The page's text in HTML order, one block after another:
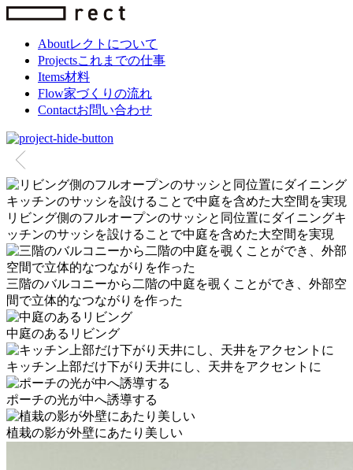
Aboutレクトについて
Projectsこれまでの仕事
Items材料
Flow家づくりの流れ
Contactお問い合わせ
リビング側のフルオープンのサッシと同位置にダイニングキ
ッチンのサッシを設けることで中庭を含めた大空間を実現
三階のバルコニーから二階の中庭を覗くことができ、外部空
間で立体的なつながりを作った
中庭のあるリビング
キッチン上部だけ下がり天井にし、天井をアクセントに
ポーチの光が中へ誘導する
植栽の影が外壁にあたり美しい